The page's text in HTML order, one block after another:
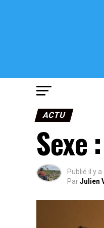
ACTU
Sexe
Publié il y a
ParJulien